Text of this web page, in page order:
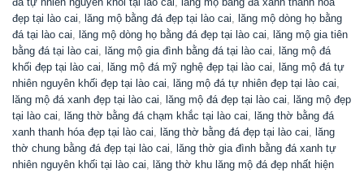
đẹp tại lào cai
lăng mộ bằng đá đẹp tại lào cai
lăng mộ dòng họ bằng
đá tại lào cai
lăng mộ dòng họ bằng đá đẹp tại lào cai
lăng mộ gia tiên
bằng đá tại lào cai
lăng mộ gia đình bằng đá tại lào cai
lăng mộ đá
khối đẹp tại lào cai
lăng mộ đá mỹ nghệ đẹp tại lào cai
lăng mộ đá tự
nhiên nguyên khối đẹp tại lào cai
lăng mộ đá tự nhiên đẹp tại lào cai
lăng mộ đá xanh đẹp tại lào cai
lăng mộ đá đẹp tại lào cai
lăng mộ đẹp
tại lào cai
lăng thờ bằng đá chạm khắc tại lào cai
lăng thờ bằng đá
xanh thanh hóa đẹp tại lào cai
lăng thờ bằng đá đẹp tại lào cai
lăng
thờ chung bằng đá đẹp tại lào cai
lăng thờ gia đình bằng đá xanh tự
nhiên nguyên khối tại lào cai
lăng thờ khu lăng mộ đá đẹp nhất hiện